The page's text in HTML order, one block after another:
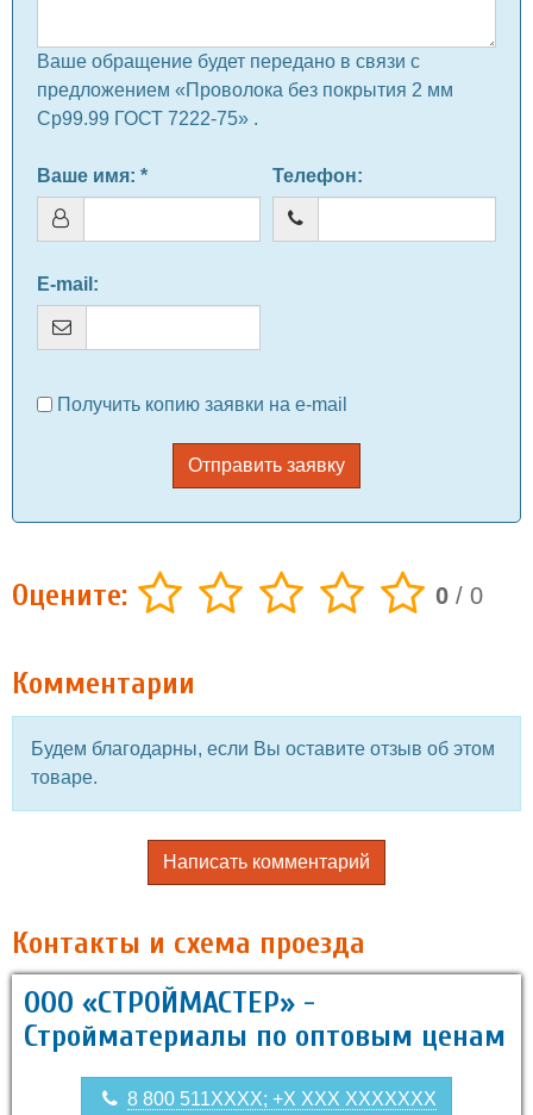
Ваше обращение будет передано в связи с
предложением «Проволока без покрытия 2 мм
Ср99.99 ГОСТ 7222-75» .
Ваше имя: * Телефон:
E-mail :
Получить копию заявки на e-mail
Отправить заявку
Оцените: 0 / 0
Комментарии
Будем благодарны, если Вы оставите отзыв об этом
товаре.
Написать комментарий
Контакты и схема проезда
ООО «СТРОЙМАСТЕР» -
Стройматериалы по оптовым ценам
8 800 511XXXX; +X XXX XXXXXXX